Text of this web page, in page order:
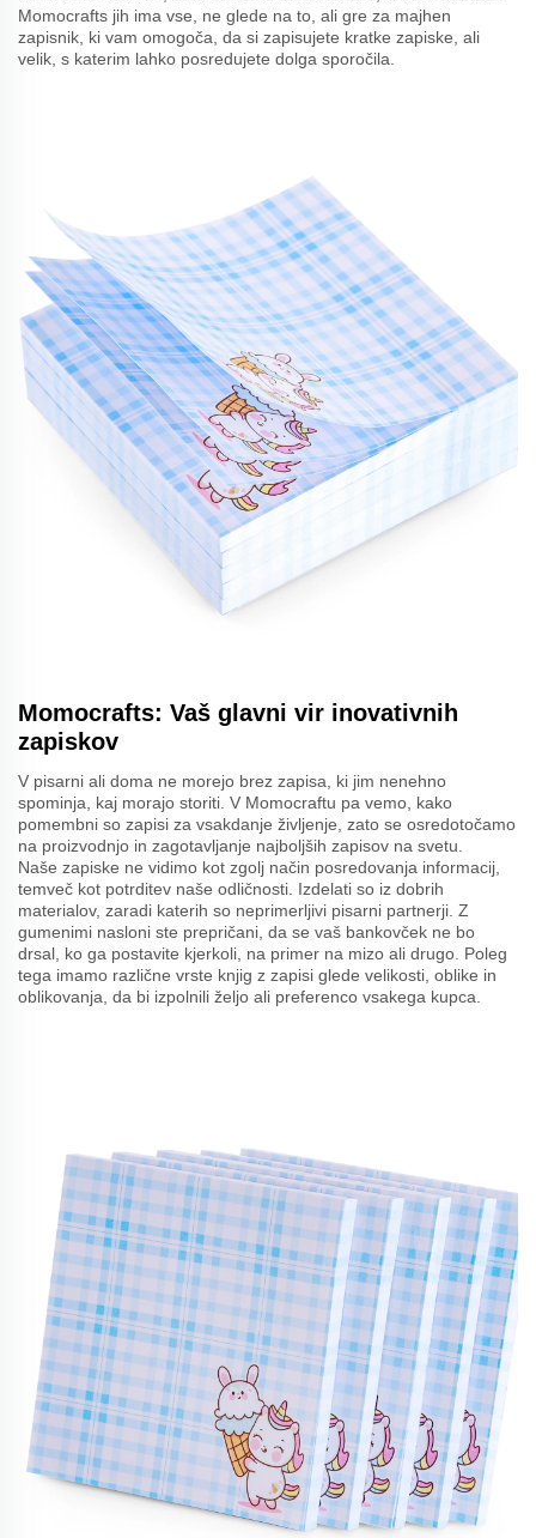
Momocrafts jih ima vse, ne glede na to, ali gre za majhen
zapisnik, ki vam omogoča, da si zapisujete kratke zapiske, ali
velik, s katerim lahko posredujete dolga sporočila.
Momocrafts: Vaš glavni vir inovativnih
zapiskov
V pisarni ali doma ne morejo brez zapisa, ki jim nenehno
spominja, kaj morajo storiti. V Momocraftu pa vemo, kako
pomembni so zapisi za vsakdanje življenje, zato se osredotočamo
na proizvodnjo in zagotavljanje najboljših zapisov na svetu.
Naše zapiske ne vidimo kot zgolj način posredovanja informacij,
temveč kot potrditev naše odličnosti. Izdelati so iz dobrih
materialov, zaradi katerih so neprimerljivi pisarni partnerji. Z
gumenimi nasloni ste prepričani, da se vaš bankovček ne bo
drsal, ko ga postavite kjerkoli, na primer na mizo ali drugo. Poleg
tega imamo različne vrste knjig z zapisi glede velikosti, oblike in
oblikovanja, da bi izpolnili željo ali preferenco vsakega kupca.